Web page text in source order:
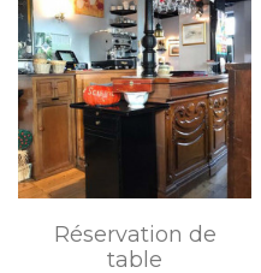
Réservation de
table